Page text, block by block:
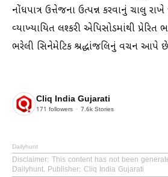
નોંધપાત્ર ઉત્તેજના ઉત્પન્ન કરવાનું ચાલુ
વ્યાખ્યાયિત લશ્કરી એપિસોડમાંથી પ્રેરિત
ભરેલી સિનેમેટિક શ્રદ્ધાંજલિનું વચન આપે
Cliq India Gujarati
171 followers 7.6k Stories
Dailyhunt
Disclaimer: This content has not been
Dailyhunt. Publisher: Cliq India Gujarati